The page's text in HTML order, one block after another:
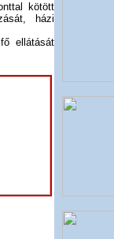
kötött
házi
ellátását